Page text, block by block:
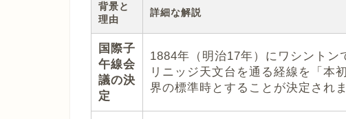
背景と
理由
詳細な解説
国際子
午線会
議の決
定
1884年（明治17年）にワシント
リニッジ天文台を通る経線を「本
界の標準時とすることが決定されま